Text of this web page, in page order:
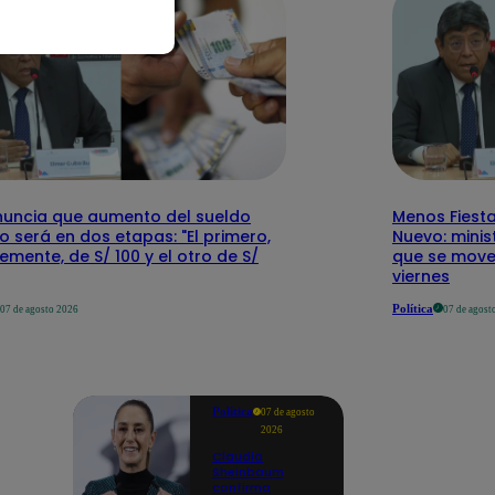
que aumento del sueldo
será en dos etapas: "El primero,
de S/ 100 y el otro de S/
07 de agosto 2026
Menos
Nuevo:
que se
viernes
Política 07 de
Política
07 de agosto
2026
Claudia
Sheinbaum
confirma